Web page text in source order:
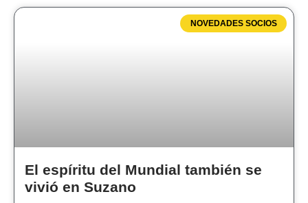
NOVEDADES SOCIOS
El espíritu del Mundial también se
vivió en Suzano